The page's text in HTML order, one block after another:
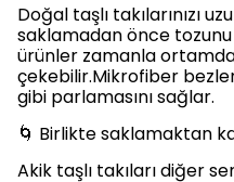
Doğal taşlı takılarınızı
saklamadan önce tozunu
ürünler zamanla
çekebilir.Mikrofiber
gibi parlamasını sağlar.
🌀 Birlikte saklamaktan
Akik taşlı takıları diğer